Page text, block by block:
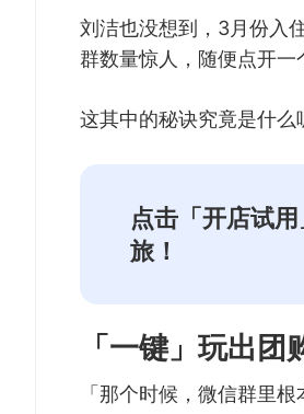
刘洁也没想到，3月份入
群数量惊人，随便点开一
这其中的秘诀究竟是什么
点击「开店试
旅！
「一键」玩出团
「那个时候，微信群里